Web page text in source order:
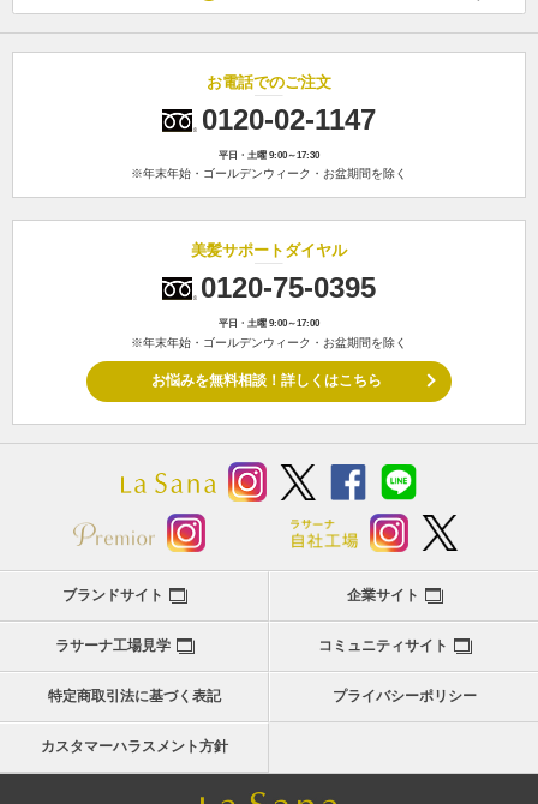
お電話でのご注文
0120-02-1147
平日・土曜 9:00～17:30
※年末年始・ゴールデンウィーク・お盆期間を除く
美髪サポートダイヤル
0120-75-0395
平日・土曜 9:00～17:00
※年末年始・ゴールデンウィーク・お盆期間を除く
お悩みを無料相談！詳しくはこちら
ブランドサイト 企業サイト
ラサーナ工場見学 コミュニティサイト
特定商取引法に基づく表記 プライバシーポリシー
カスタマーハラスメント方針